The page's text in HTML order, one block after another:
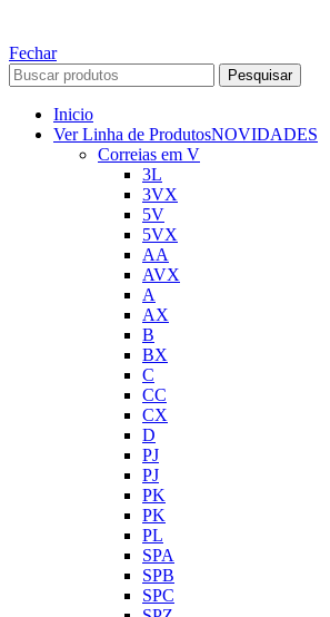
Fechar
Pesquisar
Inicio
Ver Linha de ProdutosNOVIDADES
Correias em V
3L
3VX
5V
5VX
AA
AVX
A
AX
B
BX
C
CC
CX
D
PJ
PJ
PK
PK
PL
SPA
SPB
SPC